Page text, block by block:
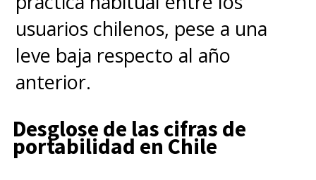
usuarios chilenos, pese a una
leve baja respecto al año
anterior.
Desglose de las cifras de
portabilidad en Chile